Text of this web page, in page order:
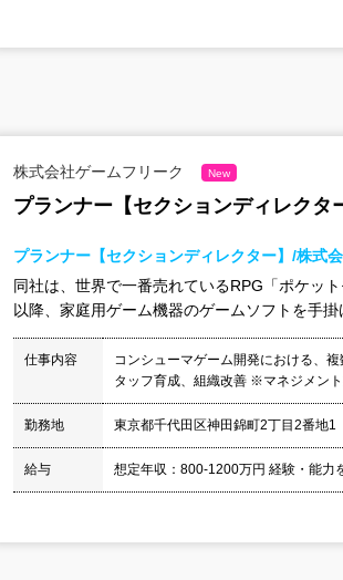
株式会社ゲームフリーク New
プランナー【セクションディレクタ
プランナー【セクションディレクター】/株式
同社は、世界で一番売れているRPG「ポケッ
以降、家庭用ゲーム機器のゲームソフトを手
仕事内容
コンシューマゲーム開発における、
タッフ育成、組織改善 ※マネジメン
勤務地 東京都千代田区神田錦町2丁目2番地
給与 想定年収：800-1200万円 経験・能力